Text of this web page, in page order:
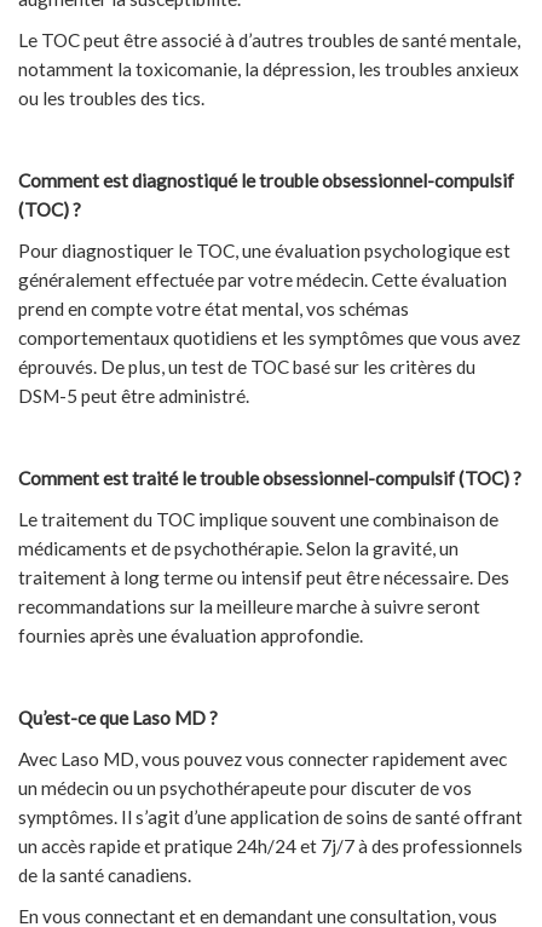
Le TOC peut être associé à d’autres troubles de santé mentale,
notamment la toxicomanie, la dépression, les troubles anxieux
ou les troubles des tics.
Comment est diagnostiqué le trouble obsessionnel-compulsif
(TOC) ?
Pour diagnostiquer le TOC, une évaluation psychologique est
généralement effectuée par votre médecin. Cette évaluation
prend en compte votre état mental, vos schémas
comportementaux quotidiens et les symptômes que vous avez
éprouvés. De plus, un test de TOC basé sur les critères du
DSM-5 peut être administré.
Comment est traité le trouble obsessionnel-compulsif (TOC) ?
Le traitement du TOC implique souvent une combinaison de
médicaments et de psychothérapie. Selon la gravité, un
traitement à long terme ou intensif peut être nécessaire. Des
recommandations sur la meilleure marche à suivre seront
fournies après une évaluation approfondie.
Qu’est-ce que Laso MD ?
Avec Laso MD, vous pouvez vous connecter rapidement avec
un médecin ou un psychothérapeute pour discuter de vos
symptômes. Il s’agit d’une application de soins de santé offrant
un accès rapide et pratique 24h/24 et 7j/7 à des professionnels
de la santé canadiens.
En vous connectant et en demandant une consultation, vous